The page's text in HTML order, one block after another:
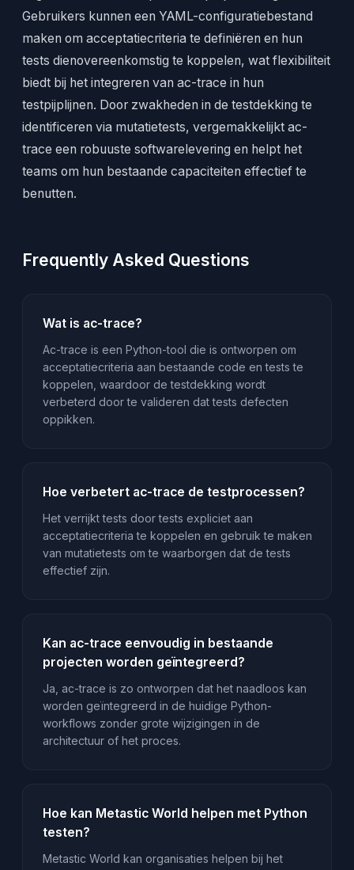
Gebruikers kunnen een YAML-configuratiebestand
maken om acceptatiecriteria te definiëren en hun
tests dienovereenkomstig te koppelen, wat flexibiliteit
biedt bij het integreren van ac-trace in hun
testpijplijnen. Door zwakheden in de testdekking te
identificeren via mutatietests, vergemakkelijkt ac-
trace een robuuste softwarelevering en helpt het
teams om hun bestaande capaciteiten effectief te
benutten.
Frequently Asked Questions
Wat is ac-trace?
Ac-trace is een Python-tool die is ontworpen om
acceptatiecriteria aan bestaande code en tests te
koppelen, waardoor de testdekking wordt
verbeterd door te valideren dat tests defecten
oppikken.
Hoe verbetert ac-trace de testprocessen?
Het verrijkt tests door tests expliciet aan
acceptatiecriteria te koppelen en gebruik te maken
van mutatietests om te waarborgen dat de tests
effectief zijn.
Kan ac-trace eenvoudig in bestaande
projecten worden geïntegreerd?
Ja, ac-trace is zo ontworpen dat het naadloos kan
worden geïntegreerd in de huidige Python-
workflows zonder grote wijzigingen in de
architectuur of het proces.
Hoe kan Metastic World helpen met Python
testen?
Metastic World kan organisaties helpen bij het